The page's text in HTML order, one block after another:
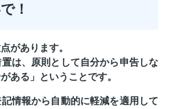
！
があります。
置は、原則として自分から申告しな
ある」 ということです。
情報から自動的に軽減を適用して